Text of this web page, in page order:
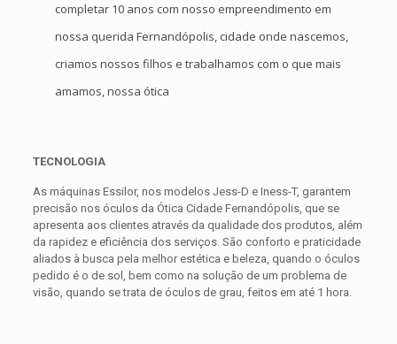
completar 10 anos com nosso empreendimento em
nossa querida Fernandópolis, cidade onde nascemos,
criamos nossos filhos e trabalhamos com o que mais
amamos, nossa ótica
TECNOLOGIA
As máquinas Essilor, nos modelos Jess-D e Iness-T, garantem
precisão nos óculos da Ótica Cidade Fernandópolis, que se
apresenta aos clientes através da qualidade dos produtos, além
da rapidez e eficiência dos serviços. São conforto e praticidade
aliados à busca pela melhor estética e beleza, quando o óculos
pedido é o de sol, bem como na solução de um problema de
visão, quando se trata de óculos de grau, feitos em até 1 hora.